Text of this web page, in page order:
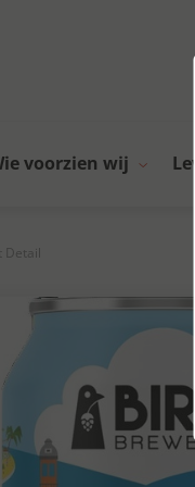
voorzien wij
Detail